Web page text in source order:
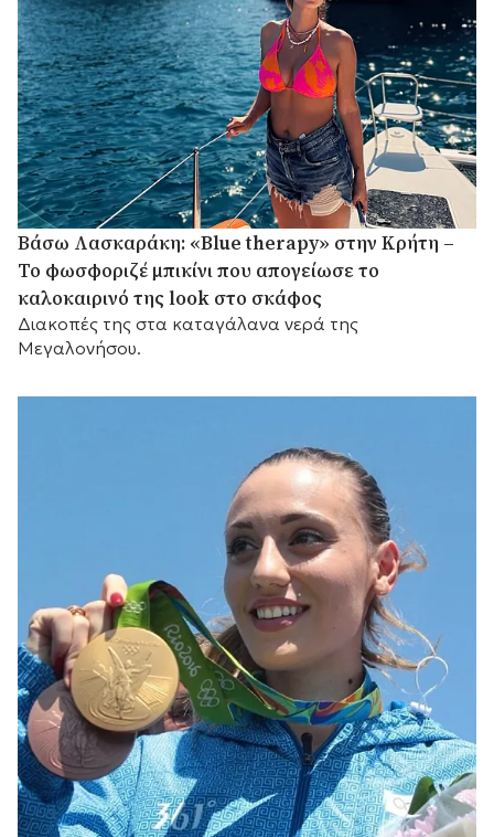
Βάσω Λασκαράκη: «Blue therapy» στην Κρήτη –
Το φωσφοριζέ μπικίνι που απογείωσε το
καλοκαιρινό της look στο σκάφος
Διακοπές της στα καταγάλανα νερά της
Μεγαλονήσου.